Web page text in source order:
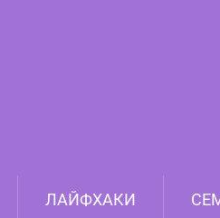
ЛАЙФХАКИ